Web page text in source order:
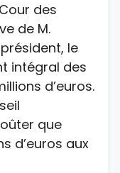
des
de M.
le
intégral des
d’euros.
que
d’euros aux